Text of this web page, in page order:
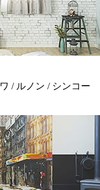
/ ルノン / シンコー